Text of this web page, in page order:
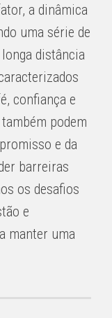
a dinâmica
uma série de
distância
confiança e
podem
e da
barreiras
os desafios
e
manter uma